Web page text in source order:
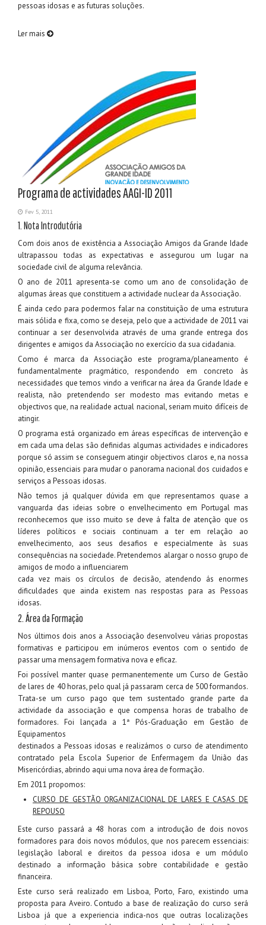
pessoas idosas e as futuras soluções.
Ler mais
Programa de actividades AAGI-ID 2011
Fev 5, 2011
1. Nota Introdutória
Com dois anos de existência a Associação Amigos da Grande Idade
ultrapassou todas as expectativas e assegurou um lugar na
sociedade civil de alguma relevância.
O ano de 2011 apresenta-se como um ano de consolidação de
algumas áreas que constituem a actividade nuclear da Associação.
É ainda cedo para podermos falar na constituição de uma estrutura
mais sólida e fixa, como se deseja, pelo que a actividade de 2011 vai
continuar a ser desenvolvida através de uma grande entrega dos
dirigentes e amigos da Associação no exercício da sua cidadania.
Como é marca da Associação este programa/planeamento é
fundamentalmente pragmático, respondendo em concreto às
necessidades que temos vindo a verificar na área da Grande Idade e
realista, não pretendendo ser modesto mas evitando metas e
objectivos que, na realidade actual nacional, seriam muito difíceis de
atingir.
O programa está organizado em áreas específicas de intervenção e
em cada uma delas são definidas algumas actividades e indicadores
porque só assim se conseguem atingir objectivos claros e, na nossa
opinião, essenciais para mudar o panorama nacional dos cuidados e
serviços a Pessoas idosas.
Não temos já qualquer dúvida em que representamos quase a
vanguarda das ideias sobre o envelhecimento em Portugal mas
reconhecemos que isso muito se deve á falta de atenção que os
líderes políticos e sociais continuam a ter em relação ao
envelhecimento, aos seus desafios e especialmente às suas
consequências na sociedade. Pretendemos alargar o nosso grupo de
amigos de modo a influenciarem
cada vez mais os círculos de decisão, atendendo ás enormes
dificuldades que ainda existem nas respostas para as Pessoas
idosas.
2. Área da Formação
Nos últimos dois anos a Associação desenvolveu várias propostas
formativas e participou em inúmeros eventos com o sentido de
passar uma mensagem formativa nova e eficaz.
Foi possível manter quase permanentemente um Curso de Gestão
de lares de 40 horas, pelo qual já passaram cerca de 500 formandos.
Trata-se um curso pago que tem sustentado grande parte da
actividade da associação e que compensa horas de trabalho de
formadores. Foi lançada a 1ª Pós-Graduação em Gestão de
Equipamentos
destinados a Pessoas idosas e realizámos o curso de atendimento
contratado pela Escola Superior de Enfermagem da União das
Misericórdias, abrindo aqui uma nova área de formação.
Em 2011 propomos:
CURSO DE GESTÃO ORGANIZACIONAL DE LARES E CASAS DE
REPOUSO
Este curso passará a 48 horas com a introdução de dois novos
formadores para dois novos módulos, que nos parecem essenciais:
legislação laboral e direitos da pessoa idosa e um módulo
destinado a informação básica sobre contabilidade e gestão
financeira.
Este curso será realizado em Lisboa, Porto, Faro, existindo uma
proposta para Aveiro. Contudo a base de realização do curso será
Lisboa já que a experiencia indica-nos que outras localizações